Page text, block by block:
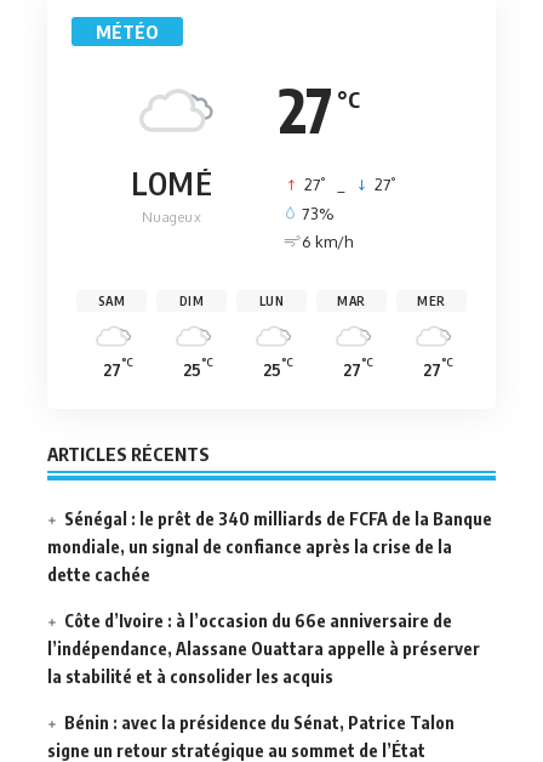
MÉTÉO
27 °C
LOMÉ
Nuageux
27° 27°
73%
6 km/h
SAM
27°C
DIM
25°C
LUN
25°C
MAR
27°C
MER
27°C
ARTICLES RÉCENTS
Sénégal : le prêt de 340 milliards de FCFA de la Banque
mondiale, un signal de confiance après la crise de la
dette cachée
Côte d’Ivoire : à l’occasion du 66e anniversaire de
l’indépendance, Alassane Ouattara appelle à préserver
la stabilité et à consolider les acquis
Bénin : avec la présidence du Sénat, Patrice Talon
signe un retour stratégique au sommet de l’État